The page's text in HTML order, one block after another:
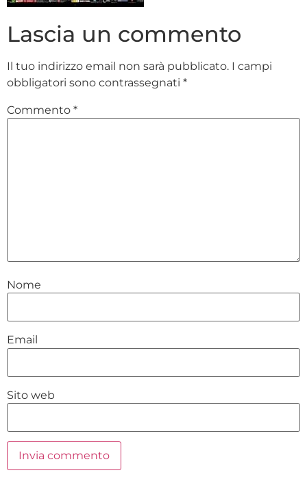
Lascia un commento
Il tuo indirizzo email non sarà pubblicato. I campi
obbligatori sono contrassegnati *
Commento *
Nome
Email
Sito web